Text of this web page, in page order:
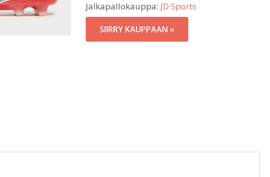
Jalkapallokauppa: JD Sports
SIIRRY KAUPPAAN »